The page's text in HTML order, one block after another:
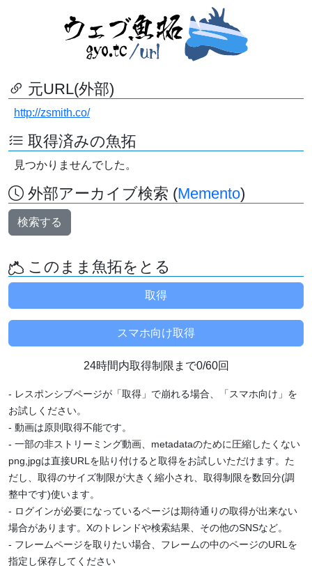
元URL(外部)
http://zsmith.co/
取得済みの魚拓
見つかりませんでした。
外部アーカイブ検索 (Memento)
検索する
このまま魚拓をとる
24時間内取得制限まで0/60回
- レスポンシブページが「取得」で崩れる場合、「スマホ向け」を
お試しください。
- 動画は原則取得不能です。
- 一部の非ストリーミング動画、metadataのために圧縮したくない
png,jpgは直接URLを貼り付けると取得をお試しいただけます。た
だし、取得のサイズ制限が大きく縮小され、取得制限を数回分(調
整中です)使います。
- ログインが必要になっているページは期待通りの取得が出来ない
場合があります。Xのトレンドや検索結果、その他のSNSなど。
- フレームページを取りたい場合、フレームの中のページのURLを
指定し保存してください